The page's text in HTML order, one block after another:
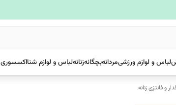
لباس و لوازم ورزشیمردانهبچگانهزنانهلباس و لوازم شنااکسسوری
و فانتزی زنانه